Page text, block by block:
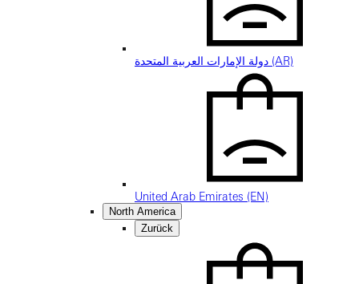
دولة الإمارات العربية المتحدة (AR)
United Arab Emirates (EN)
North America
Zurück